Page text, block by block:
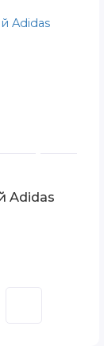
Adidas